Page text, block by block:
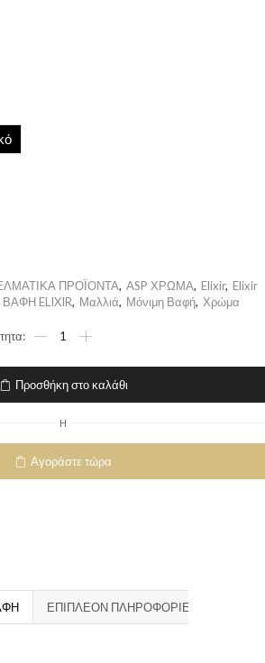
ΠΡΟΪΟΝΤΑ, ASP ΧΡΩΜΑ, Elixir, Elixir
ELIXIR, Μαλλιά, Μόνιμη Βαφή, Χρώμα
Προσθήκη στο καλάθι
H
Αγοράστε τώρα
ΕΠΙΠΛΈΟΝ ΠΛΗΡΟΦΟΡΊΕΣ